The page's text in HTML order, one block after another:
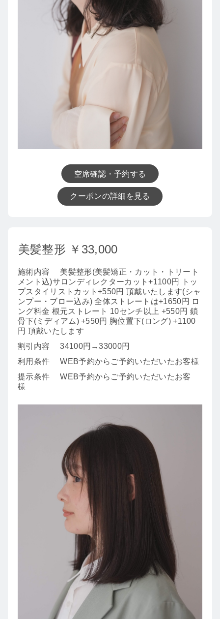
空席確認・予約する
クーポンの詳細を見る
美髪整形 ￥33,000
施術内容
美髪整形(美髪矯正・カット・トリート
メント込)サロンディレクターカット+1100円 トッ
プスタイリストカット+550円 頂戴いたします(シャ
ンプー・ブロー込み) 全体ストレートは+1650円 ロ
ング料金 根元ストレート 10センチ以上 +550円 鎖
骨下(ミディアム) +550円 胸位置下(ロング) +1100
円 頂戴いたします
割引内容
34100円→33000円
利用条件
WEB予約からご予約いただいたお客様
提示条件
WEB予約からご予約いただいたお客
様